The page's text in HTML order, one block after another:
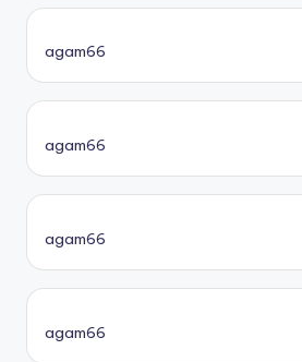
agam66
agam66
agam66
agam66